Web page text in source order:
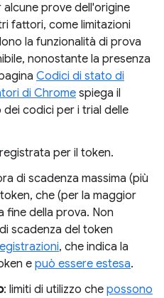
prove dell'origine
fattori, come limitazioni
la funzionalità di prova
nonostante la presenza
Codici di stato di
di Chrome spiega il
codici per i trial delle
registrata per il token.
di scadenza massima (più
che (per la maggior
fine della prova. Non
scadenza del token
, che indica la
e può essere estesa.
: limiti di utilizzo che possono